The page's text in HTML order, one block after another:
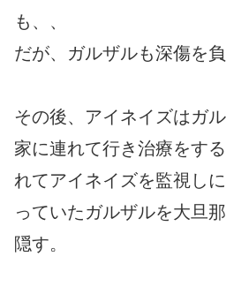
も、、
だが、ガルザルも深傷を負
その後、アイネイズはガ
家に連れて行き治療をす
れてアイネイズを監視し
っていたガルザルを大旦
隠す。